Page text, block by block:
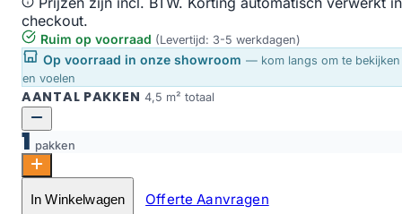
checkout.
Ruim op voorraad (Levertijd: 3-5 werkdagen)
Op voorraad in onze showroom — kom langs om te bekijken
en voelen
AANTAL PAKKEN 4,5 m² totaal
1 pakken
Merton dryback beige aantal
Toevoegen aan winkelwagen
In Winkelwagen Offerte Aanvragen